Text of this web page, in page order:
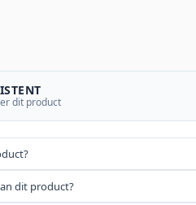
dit product
dit product?